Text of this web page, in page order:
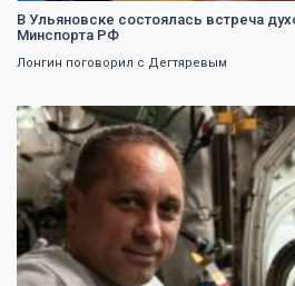
В Ульяновске состоялась встреча
Минспорта РФ
Лонгин поговорил с Дегтяревым